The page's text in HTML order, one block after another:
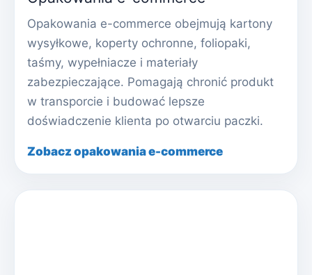
Opakowania e-commerce obejmują kartony
wysyłkowe, koperty ochronne, foliopaki,
taśmy, wypełniacze i materiały
zabezpieczające. Pomagają chronić produkt
w transporcie i budować lepsze
doświadczenie klienta po otwarciu paczki.
Zobacz opakowania e-commerce